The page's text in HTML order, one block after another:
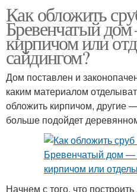
Как обложить
Бревенчатый
кирпичом или
сайдингом?
Дом поставлен и
каким материалом
обложить кирпичом, другие
больше подойдет
Начнем с того, что